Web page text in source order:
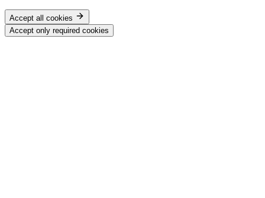
Accept all cookies
Accept only required cookies